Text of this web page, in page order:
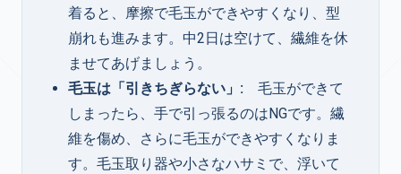
着ると、摩擦で毛玉ができやすくなり、型
崩れも進みます。中2日は空けて、繊維を休
ませてあげましょう。
毛玉は「引きちぎらない」: 毛玉ができて
しまったら、手で引っ張るのはNGです。繊
維を傷め、さらに毛玉ができやすくなりま
す。毛玉取り器や小さなハサミで、浮いて